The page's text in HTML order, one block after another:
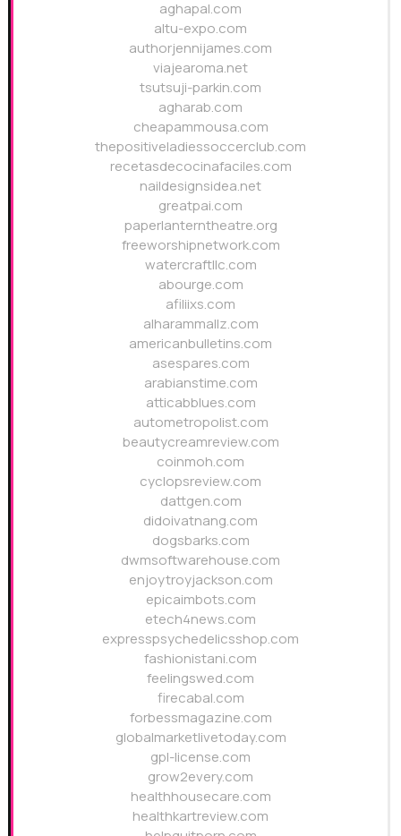
aghapal.com
altu-expo.com
authorjennijames.com
viajearoma.net
tsutsuji-parkin.com
agharab.com
cheapammousa.com
thepositiveladiessoccerclub.com
recetasdecocinafaciles.com
naildesignsidea.net
greatpai.com
paperlanterntheatre.org
freeworshipnetwork.com
watercraftllc.com
abourge.com
afiliixs.com
alharammallz.com
americanbulletins.com
asespares.com
arabianstime.com
atticabblues.com
autometropolist.com
beautycreamreview.com
coinmoh.com
cyclopsreview.com
dattgen.com
didoivatnang.com
dogsbarks.com
dwmsoftwarehouse.com
enjoytroyjackson.com
epicaimbots.com
etech4news.com
expresspsychedelicsshop.com
fashionistani.com
feelingswed.com
firecabal.com
forbessmagazine.com
globalmarketlivetoday.com
gpl-license.com
grow2every.com
healthhousecare.com
healthkartreview.com